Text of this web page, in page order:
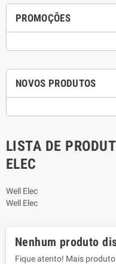
PROMOÇÕES
NOVOS PRODUTOS
LISTA DE
ELEC
Well Elec
Well Elec
Nenhum produto
Fique atento! Mais